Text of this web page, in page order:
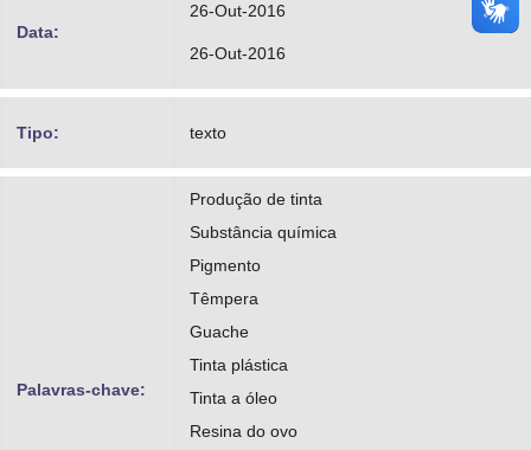
Data:
26-Out-2016
26-Out-2016
Tipo: texto
Palavras-chave:
Produção de tinta
Substância química
Pigmento
Têmpera
Guache
Tinta plástica
Tinta a óleo
Resina do ovo